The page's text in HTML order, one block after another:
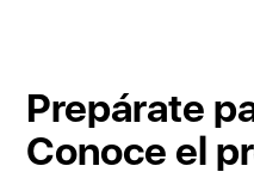
Prepárate
Conoce el